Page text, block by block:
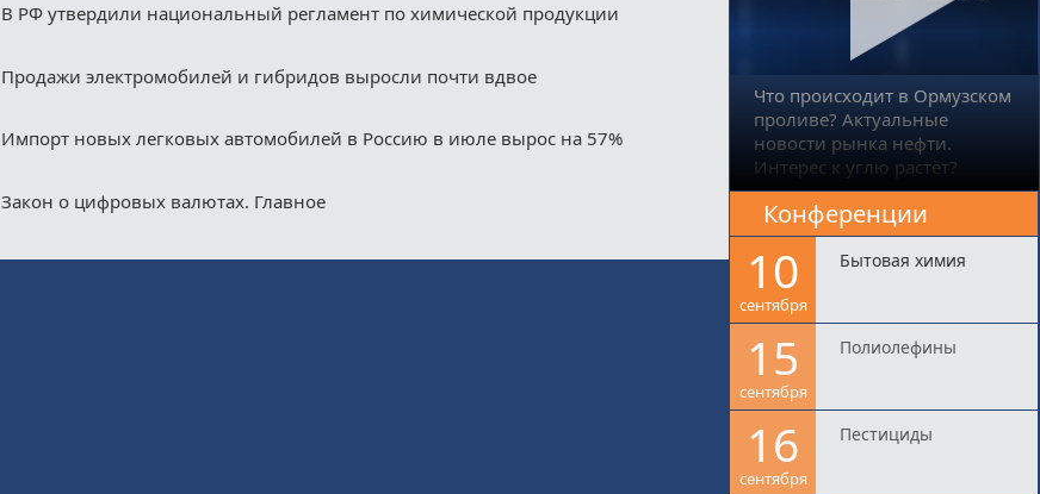
В РФ утвердили национальный регламент по химической продукции
Продажи электромобилей и гибридов выросли почти вдвое
Импорт новых легковых автомобилей в Россию в июле вырос на 57%
Закон о цифровых валютах. Главное
Что происходит в Ормузском
проливе? Актуальные
новости рынка нефти.
Интерес к углю растёт?
Конференции
10
сентября
Бытовая химия
15
сентября
Полиолефины
16
сентября
Пестициды